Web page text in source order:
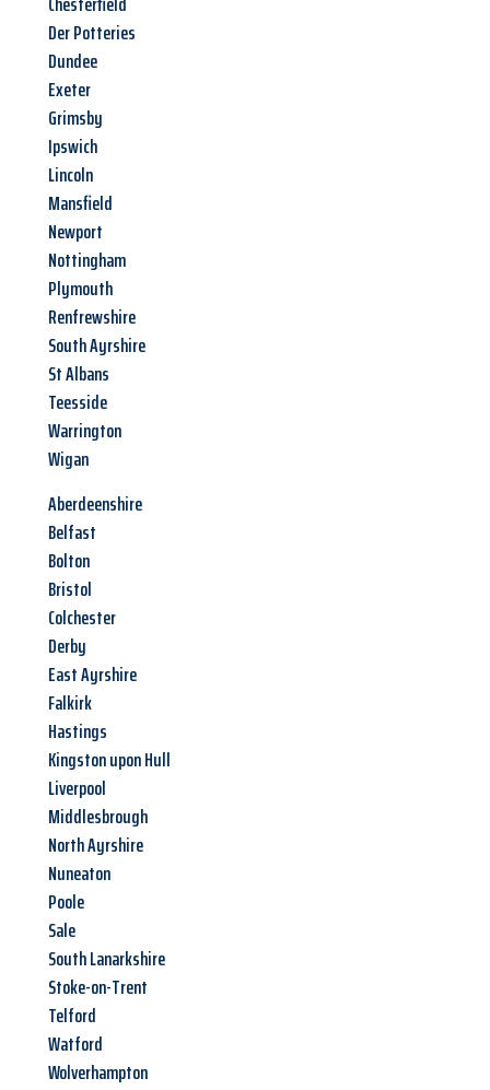
Der Potteries
Dundee
Exeter
Grimsby
Ipswich
Lincoln
Mansfield
Newport
Nottingham
Plymouth
Renfrewshire
South Ayrshire
St Albans
Teesside
Warrington
Wigan
Aberdeenshire
Belfast
Bolton
Bristol
Colchester
Derby
East Ayrshire
Falkirk
Hastings
Kingston upon Hull
Liverpool
Middlesbrough
North Ayrshire
Nuneaton
Poole
Sale
South Lanarkshire
Stoke-on-Trent
Telford
Watford
Wolverhampton